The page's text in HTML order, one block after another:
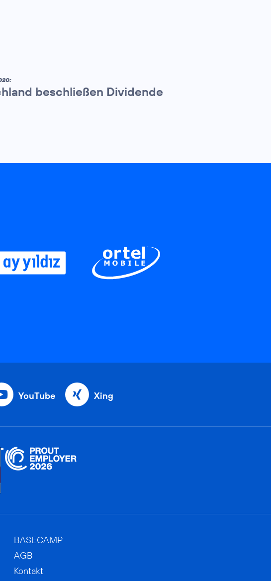
beschließen Dividende
YouTube Xing
BASECAMP
AGB
Kontakt